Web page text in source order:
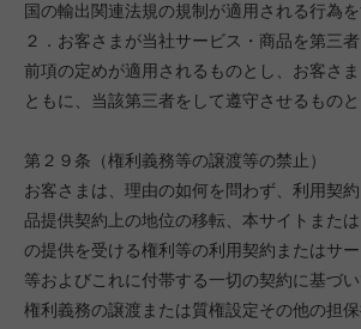
国の輸出関連法規の規制が適用される行為を
２．お客さまが当社サービス・商品を第三者
前項の定めが適用されるものとし、お客さ
ともに、当該第三者をして遵守させるものと
第２９条（権利義務等の譲渡等の禁止）
お客さまは、理由の如何を問わず、利用契
品提供契約上の地位の移転、本サイトまた
の提供を受ける権利等の利用契約またはサ
等およびこれに付帯する一切の契約に基づ
権利義務の譲渡または質権設定その他の担